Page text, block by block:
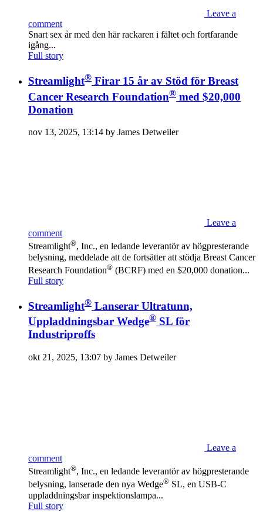
Leave a
comment
Snart sex år med den här rackaren i fältet och fortfarande
igång...
Full story
Streamlight® Firar 15 år av Stöd för Breast
Cancer Research Foundation® med $20,000
Donation
nov 13, 2025, 13:14 by James Detweiler
Leave a
comment
Streamlight®, Inc., en ledande leverantör av högpresterande
belysning, meddelade att de fortsätter att stödja Breast Cancer
Research Foundation® (BCRF) med en $20,000 donation...
Full story
Streamlight® Lanserar Ultratunn,
Uppladdningsbar Wedge® SL för
Industriproffs
okt 21, 2025, 13:07 by James Detweiler
Leave a
comment
Streamlight®, Inc., en ledande leverantör av högpresterande
belysning, lanserade den nya Wedge® SL, en USB-C
uppladdningsbar inspektionslampa...
Full story